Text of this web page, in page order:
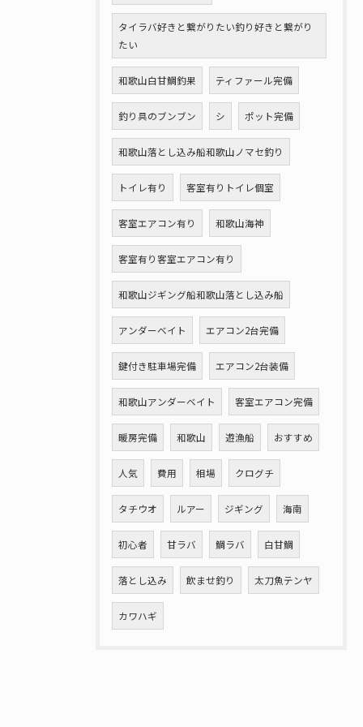
タイラバ好きと繋がりたい釣り好きと繋がり
たい
和歌山白甘鯛釣果 ティファール完備
釣り具のブンブン シ ポット完備
和歌山落とし込み船和歌山ノマセ釣り
トイレ有り 客室有りトイレ個室
客室エアコン有り 和歌山海神
客室有り客室エアコン有り
和歌山ジギング船和歌山落とし込み船
アンダーベイト エアコン2台完備
鍵付き駐車場完備 エアコン2台装備
和歌山アンダーベイト 客室エアコン完備
暖房完備 和歌山 遊漁船 おすすめ
人気 費用 相場 クログチ
タチウオ ルアー ジギング 海南
初心者 甘ラバ 鯛ラバ 白甘鯛
落とし込み 飲ませ釣り 太刀魚テンヤ
カワハギ